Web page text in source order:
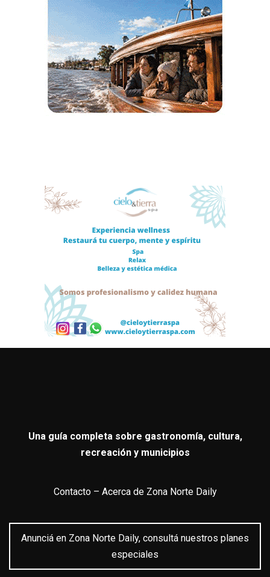
Una guía completa sobre gastronomía, cultura,
recreación y municipios
Contacto– Acerca de Zona Norte Daily
Anunciá en Zona Norte Daily, consultá nuestros planes
especiales